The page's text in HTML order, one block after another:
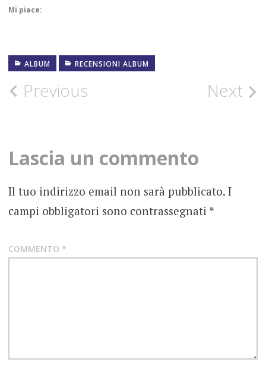
Mi piace:
ALBUM
RECENSIONI ALBUM
DESTRUCTION
FOTOGRAFIE
METAL
METAL
THRASH
Post
Previous Next
Lascia un commento
Il tuo indirizzo email non sarà pubblicato. I
campi obbligatori sono contrassegnati *
COMMENTO *